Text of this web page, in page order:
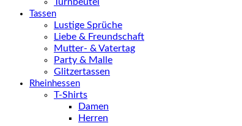
Tassen
Lustige Sprüche
Liebe & Freundschaft
Mutter- & Vatertag
Party & Malle
Glitzertassen
Rheinhessen
T-Shirts
Damen
Herren